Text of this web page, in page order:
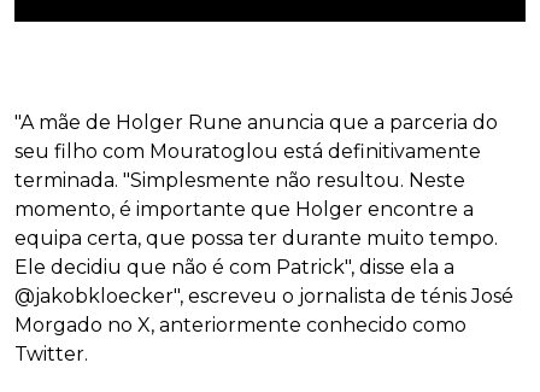
"A mãe de Holger Rune anuncia que a parceria do
seu filho com Mouratoglou está definitivamente
terminada. "Simplesmente não resultou. Neste
momento, é importante que Holger encontre a
equipa certa, que possa ter durante muito tempo.
Ele decidiu que não é com Patrick", disse ela a
@jakobkloecker", escreveu o jornalista de ténis José
Morgado no X, anteriormente conhecido como
Twitter.